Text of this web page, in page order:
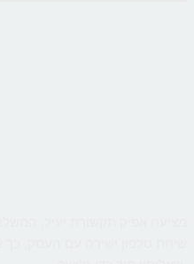
שיחת טלפון ישירה עם העסק, כך